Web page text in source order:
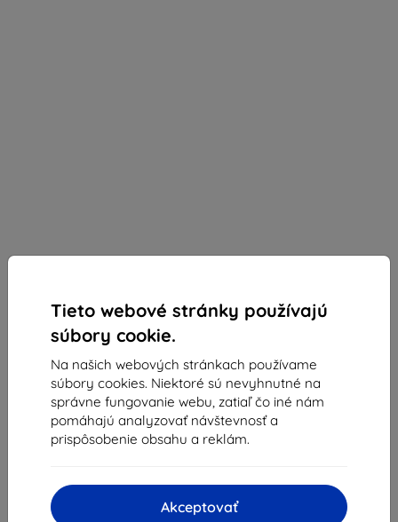
Tieto webové stránky používajú
súbory cookie.
Na našich webových stránkach používame
súbory cookies. Niektoré sú nevyhnutné na
správne fungovanie webu, zatiaľ čo iné nám
pomáhajú analyzovať návštevnosť a
prispôsobenie obsahu a reklám.
Akceptovať
Eiger Grip kryt pre Apple iPhone 15 čierny
Vhodné pre: Apple iPhone 15
Štíhle, pružné TPU púzdro s ochranou proti pádu do 1 m,
výrezmi. Ľahké, jednoduché nasadenie, 2 roky záruka.
Popis a špecifikácia